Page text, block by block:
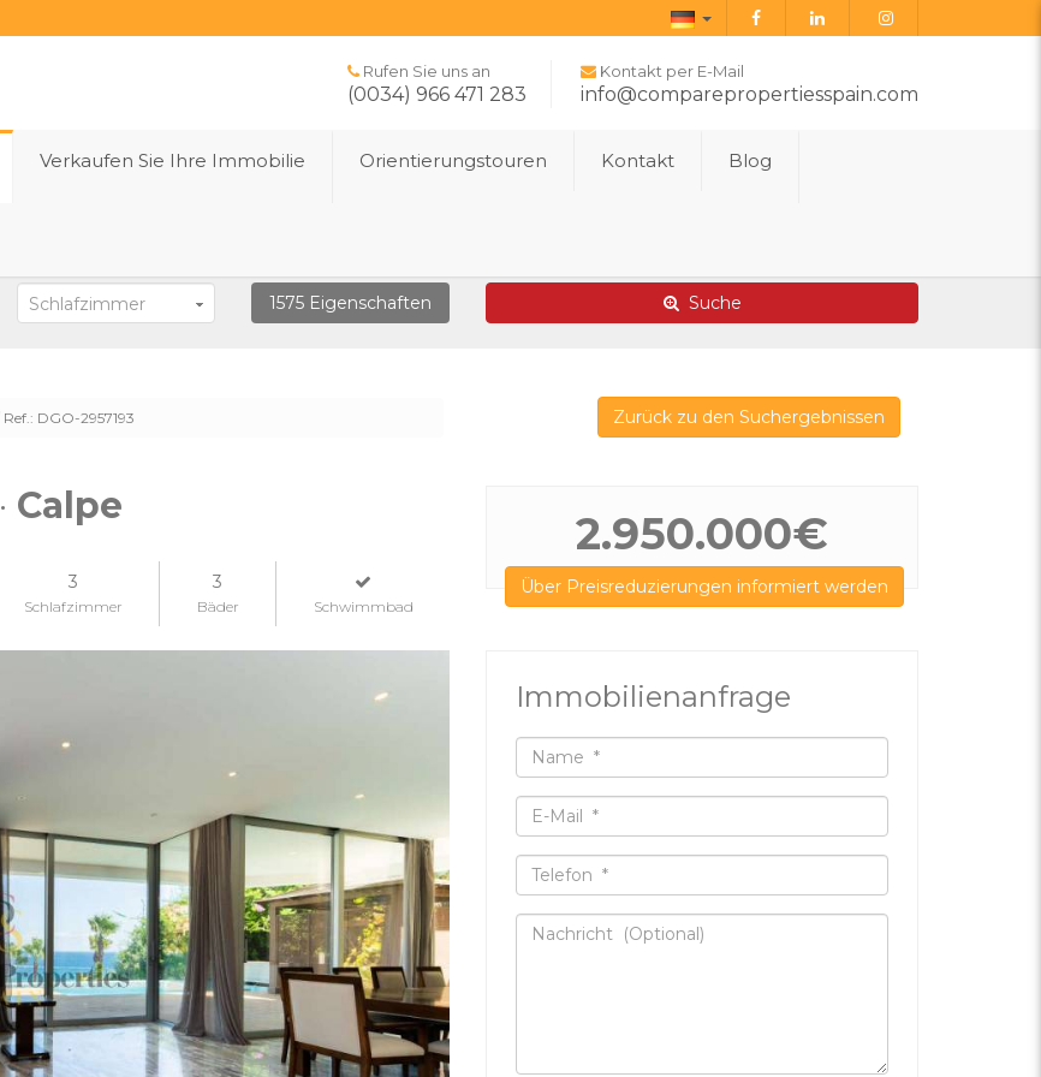
Deutsch
Rufen Sie uns an
(0034) 966 471 283
Kontakt per E-Mail
info@comparepropertiesspain.com
Verkaufen Sie Ihre Immobilie Orientierungstouren Kontakt Blog
Schlafzimmer 1575 Eigenschaften Suche
Ref.: DGO-2957193 Zurück zu den Suchergebnissen
· Calpe
3
Schlafzimmer
3
Bäder Schwimmbad
2.950.000€
Über Preisreduzierungen informiert werden
Immobilienanfrage